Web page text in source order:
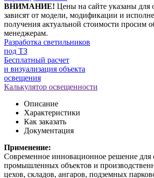
ВНИМАНИЕ! Цены на сайте указаны для
зависят от модели, модификации и
получения актуальной стоимости просим
менеджерам.
Разработка светильников
под ТЗ
Бесплатный расчет
и визуализация объекта
освещения
Калькулятор освещенности
Описание
Характеристики
Как заказать
Документация
Применение:
Современное инновационное решение для
промышленных объектов и
цехов, складов, ангаров, подземных